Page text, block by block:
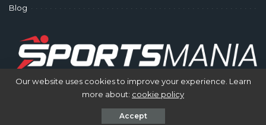
Blog
© SportsMania - Gek op Sporten
Our website uses cookies to improve your experience. Learn
more about: cookie policy
Accept